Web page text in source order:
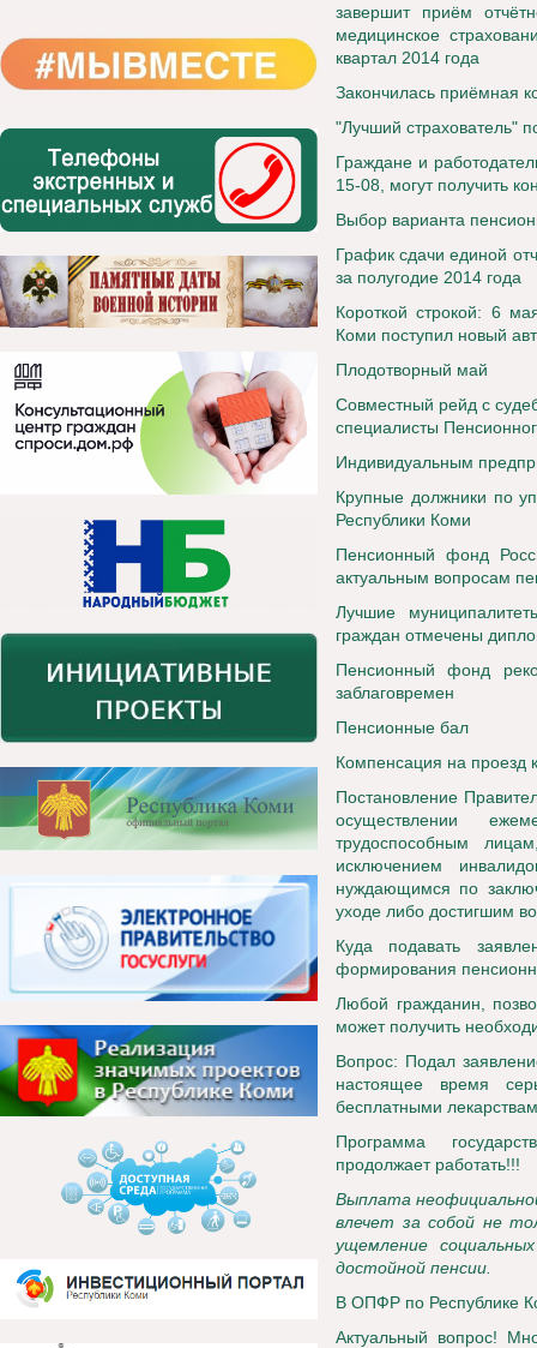
завершит приём
медицинское
квартал 2014 года
Закончилась приёмная
"Лучший страхователь"
Граждане и
15-08, могут получить
Выбор варианта
График сдачи единой
за полугодие 2014 года
Короткой строкой: 6
Коми поступил новый
Плодотворный май
Совместный рейд с
специалисты
Индивидуальным
Крупные должники по
Республики Коми
Пенсионный фонд
актуальным вопросам
Лучшие
граждан отмечены
Пенсионный фонд
заблаговремен
Пенсионные бал
Компенсация на проезд
Постановление
осуществлении
трудоспособным
исключением
нуждающимся по
уходе либо достигшим
Куда подавать
формирования
Любой гражданин,
может получить
Вопрос: Подал
настоящее время
бесплатными
Программа
продолжает работать!!!
Выплата
влечет за собой не
ущемление
достойной пенсии.
В ОПФР по Республике
Актуальный вопрос!